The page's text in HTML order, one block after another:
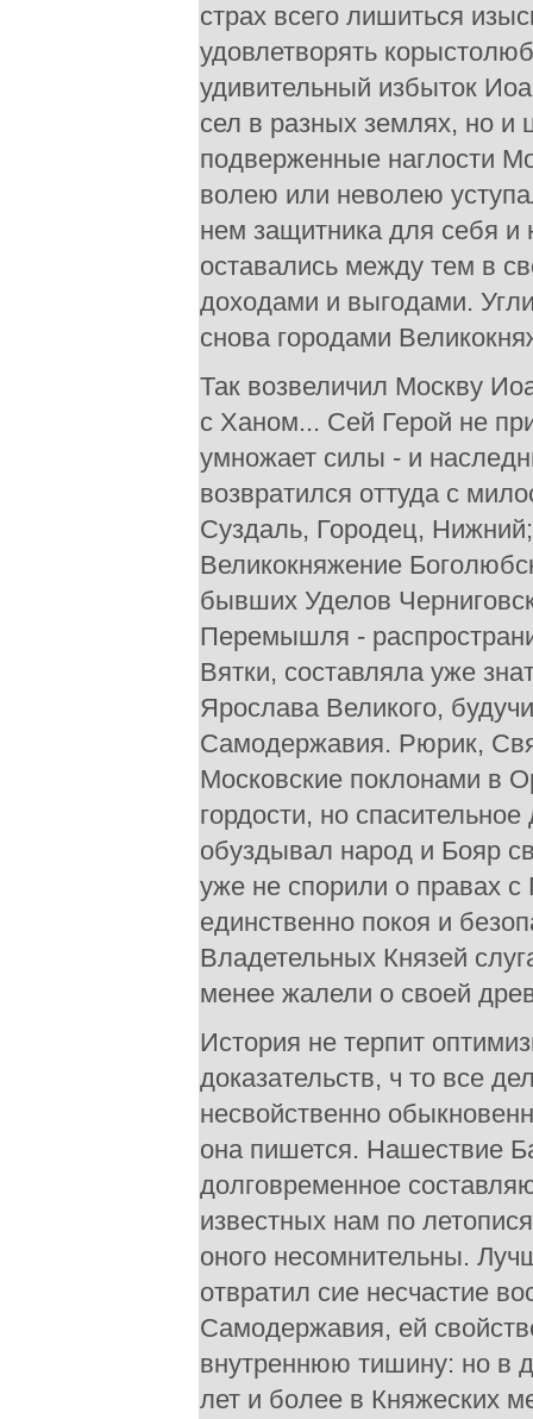
страх всего лишиться
удовлетворять
удивительный избыток
сел в разных землях, но и
подверженные наглости
волею или неволею
нем защитника для себя
оставались между тем в
доходами и выгодами.
снова городами
Так возвеличил Москву
с Ханом... Сей Герой не
умножает силы - и
возвратился оттуда с
Суздаль, Городец,
Великокняжение
бывших Уделов
Перемышля -
Вятки, составляла уже
Ярослава Великого,
Самодержавия. Рюрик,
Московские поклонами в
гордости, но
обуздывал народ и Бояр
уже не спорили о правах с
единственно покоя и
Владетельных Князей
менее жалели о своей
История не терпит
доказательств, ч то все
несвойственно
она пишется. Нашествие
долговременное
известных нам по
оного несомнительны.
отвратил сие несчастие
Самодержавия, ей
внутреннюю тишину: но в
лет и более в Княжеских